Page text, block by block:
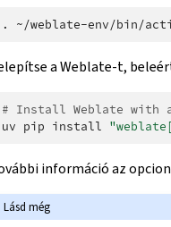
.
a Weblate-t,
# Install Weblate with
uv pip install
információ az
Lásd még